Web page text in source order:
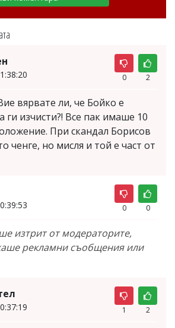
0 2
вярвате ли, че Бойко е
ги изчисти?! Все пак имаше 10
При скандал Борисов
ченге, но мисля и той е част от
0 0
изтрит от модераторите,
рекламни съобщения или
1 2